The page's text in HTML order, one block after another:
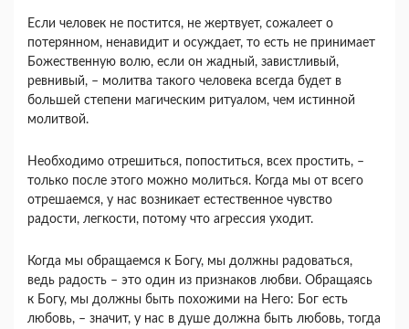
Если человек не постится, не жертвует, сожалеет о
потерянном, ненавидит и осуждает, то есть не принимает
Божественную волю, если он жадный, завистливый,
ревнивый, – молитва такого человека всегда будет в
большей степени магическим ритуалом, чем истинной
молитвой.
Необходимо отрешиться, попоститься, всех простить, –
только после этого можно молиться. Когда мы от всего
отрешаемся, у нас возникает естественное чувство
радости, легкости, потому что агрессия уходит.
Когда мы обращаемся к Богу, мы должны радоваться,
ведь радость – это один из признаков любви. Обращаясь
к Богу, мы должны быть похожими на Него: Бог есть
любовь, – значит, у нас в душе должна быть любовь, тогда